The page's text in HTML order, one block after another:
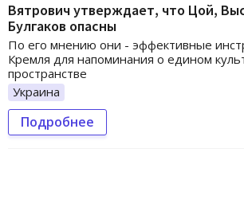
Вятрович утверждает, что Цой,
Булгаков опасны
По его мнению они - эффективные
Кремля для напоминания о едином
пространстве
Украина
Подробнее